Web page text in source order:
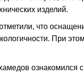
изделий.
что
При
ознакомился с